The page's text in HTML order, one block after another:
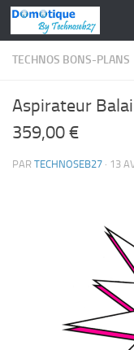
Skip to content
TECHNOS BONS-PLANS
Aspirateur
359,00 €
PAR TECHNOSEB27 · 13